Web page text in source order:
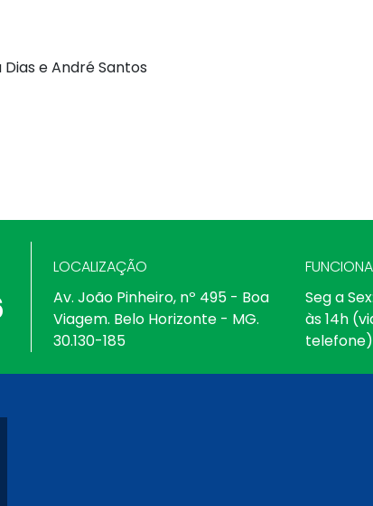
e André Santos
LOCALIZAÇÃO
Av. João Pinheiro, nº 495 - Boa
Viagem. Belo Horizonte - MG.
30.130-185
Seg a
às 14h
telefone)